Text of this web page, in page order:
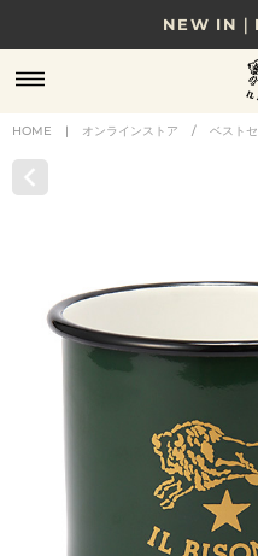
NEW IN
8/17(月)10時まで｜
贈る相手やシーンから
HOME | オンラインストア / ベスト